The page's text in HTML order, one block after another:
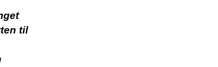
til